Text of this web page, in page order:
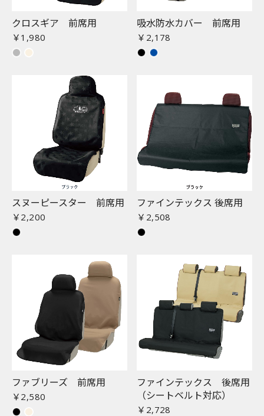
クロスギア 前席用
￥1,980
吸水防水カバー 前席用
￥2,178
スヌーピースター 前席用
￥2,200
ファインテックス 後席用
￥2,508
ファブリーズ 前席用
￥2,580
ファインテックス 後席用
（シートベルト対応）
￥2,728
お買い物を続ける カートへ進む